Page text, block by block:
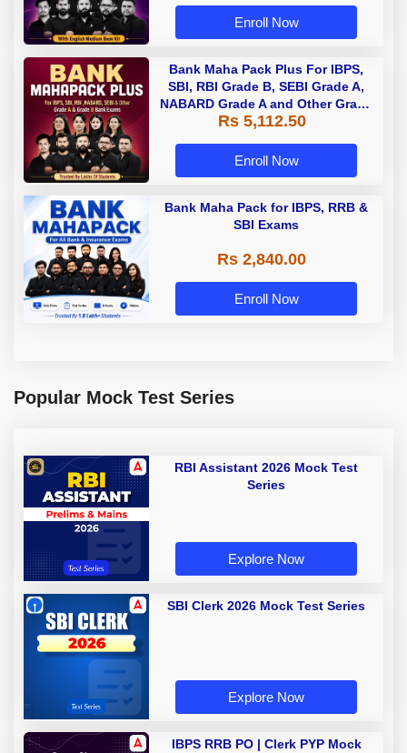
Enroll Now
Bank Maha Pack Plus For IBPS,
SBI, RBI Grade B, SEBI Grade A,
NABARD Grade A and Other Grade
A & Grade B Bank Exams
Rs 5,112.50
Enroll Now
Bank Maha Pack for IBPS, RRB &
SBI Exams
Rs 2,840.00
Enroll Now
Popular Mock Test Series
RBI Assistant 2026 Mock Test
Series
Explore Now
SBI Clerk 2026 Mock Test Series
Explore Now
IBPS RRB PO | Clerk PYP Mock